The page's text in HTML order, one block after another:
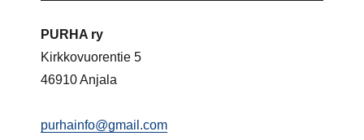
PURHA ry
Kirkkovuorentie 5
46910 Anjala
purhainfo@gmail.com